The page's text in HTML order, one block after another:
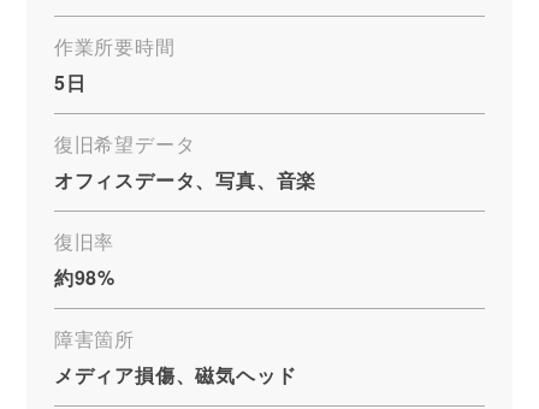
作業所要時間
5日
復旧希望データ
オフィスデータ、写真、音楽
復旧率
約98%
障害箇所
メディア損傷、磁気ヘッド